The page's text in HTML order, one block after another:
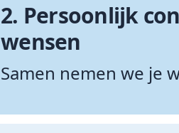
2. Persoonlijk
wensen
Samen nemen we je